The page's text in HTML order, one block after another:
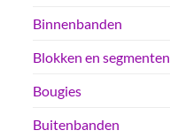
Binnenbanden
Blokken en segmenten
Bougies
Buitenbanden